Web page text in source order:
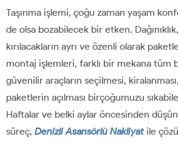
Taşınma işlemi, çoğu zaman yaşam
de olsa bozabilecek bir etken.
kırılacakların ayrı ve özenli olarak
montaj işlemleri, farklı bir mekana tüm
güvenilir araçların seçilmesi,
paketlerin açılması birçoğumuzu
Haftalar ve belki aylar öncesinden
süreç, Denizli Asansörlü Nakliyat ile